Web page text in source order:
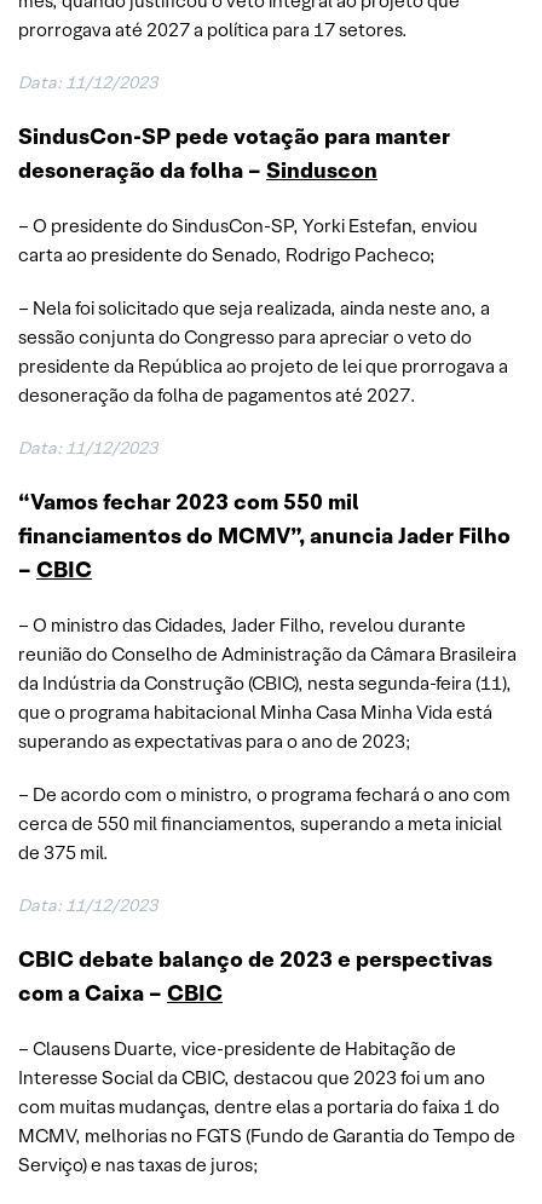
prorrogava até 2027 a política para 17 setores.
Data: 11/12/2023
SindusCon-SP pede votação para manter
desoneração da folha – Sinduscon
– O presidente do SindusCon-SP, Yorki Estefan, enviou
carta ao presidente do Senado, Rodrigo Pacheco;
– Nela foi solicitado que seja realizada, ainda neste ano, a
sessão conjunta do Congresso para apreciar o veto do
presidente da República ao projeto de lei que prorrogava a
desoneração da folha de pagamentos até 2027.
Data: 11/12/2023
“Vamos fechar 2023 com 550 mil
financiamentos do MCMV”, anuncia Jader Filho
– CBIC
– O ministro das Cidades, Jader Filho, revelou durante
reunião do Conselho de Administração da Câmara Brasileira
da Indústria da Construção (CBIC), nesta segunda-feira (11),
que o programa habitacional Minha Casa Minha Vida está
superando as expectativas para o ano de 2023;
– De acordo com o ministro, o programa fechará o ano com
cerca de 550 mil financiamentos, superando a meta inicial
de 375 mil.
Data: 11/12/2023
CBIC debate balanço de 2023 e perspectivas
com a Caixa – CBIC
– Clausens Duarte, vice-presidente de Habitação de
Interesse Social da CBIC, destacou que 2023 foi um ano
com muitas mudanças, dentre elas a portaria do faixa 1 do
MCMV, melhorias no FGTS (Fundo de Garantia do Tempo de
Serviço) e nas taxas de juros;